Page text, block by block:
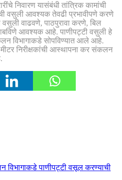
निवारण यासंबंधी तांत्रिक कामांची
वसुली आवश्यक तेवढी प्रभावीपणे करणे
वाढवणे, पाठपुरावा करणे, बिल
आवश्यक आहे. पाणीपट्टी वसुली हे
विभागाकडे सोपविण्यात आले आहे.
मीटर निरीक्षकांची आस्थापना कर संकलन